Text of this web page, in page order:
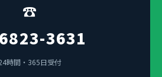
☎
3631
時間・365日受付